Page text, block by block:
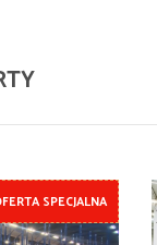
SPECJALNA